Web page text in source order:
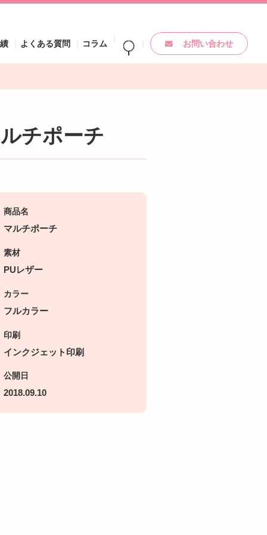
よくある質問 コラム お問い合わせ
チポーチ
商品名
マルチポーチ
素材
PUレザー
カラー
フルカラー
印刷
インクジェット印刷
公開日
2018.09.10